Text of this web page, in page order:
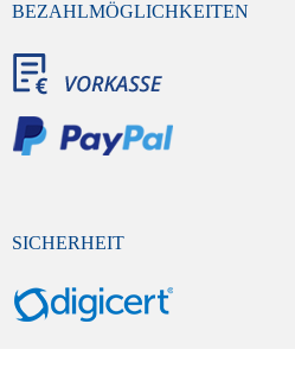
BEZAHLMÖGLICHKEITEN
SICHERHEIT